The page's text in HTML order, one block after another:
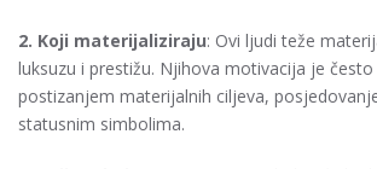
2. Koji materijaliziraju: Ovi ljudi teže
luksuzu i prestižu. Njihova motivacija je
postizanjem materijalnih ciljeva,
statusnim simbolima.